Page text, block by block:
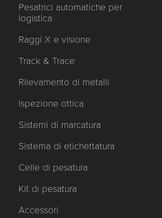
Pesatrici automatiche per
logistica
Raggi X e visione
Track & Trace
Rilevamento di metalli
Ispezione ottica
Sistemi di marcatura
Sistema di etichettatura
Celle di pesatura
Kit di pesatura
Accessori